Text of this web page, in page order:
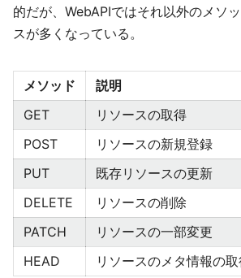
的だが、WebAPIではそれ以外のメソ
スが多くなっている。
メソッド
説明
GET
リソースの取得
POST
リソースの新規登録
PUT
既存リソースの更新
DELETE
リソースの削除
PATCH
リソースの一部変更
HEAD
リソースのメタ情報の